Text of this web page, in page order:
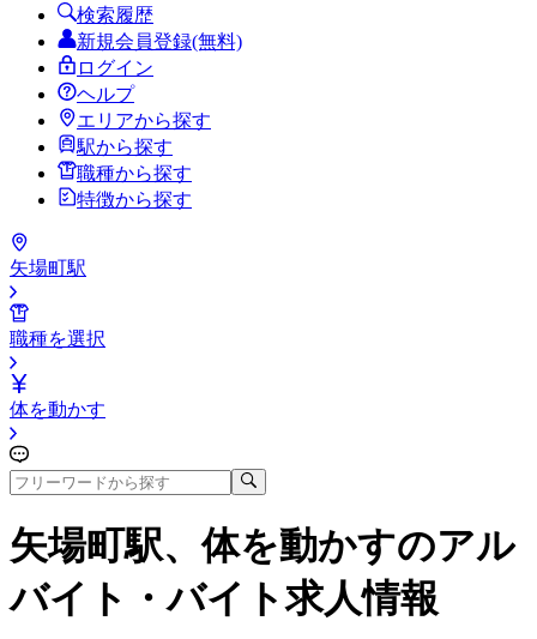
検索履歴
新規会員登録(無料)
ログイン
ヘルプ
エリアから探す
駅から探す
職種から探す
特徴から探す
矢場町駅
職種を選択
体を動かす
矢場町駅、体を動かすのアル
バイト・バイト求人情報